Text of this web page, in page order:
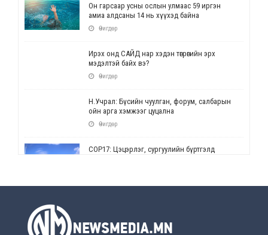
Он гарсаар усны ослын улмаас 59 иргэн
амиа алдсаны 14 нь хүүхэд байна
Өчигдөр
Ирэх онд САЙД нар хэдэн төгрөгийн эрх
мэдэлтэй байх вэ?
Өчигдөр
Н.Учрал: Бүсийн чуулган, форум, салбарын
ойн арга хэмжээг цуцална
Өчигдөр
СОР17: Цэцэрлэг, сургуулийн бүртгэлд
Өчигдөр